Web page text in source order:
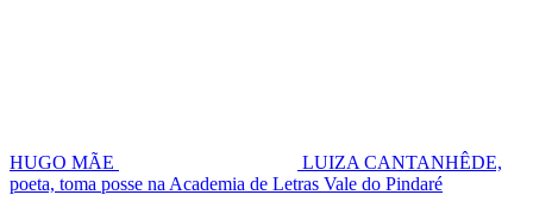
HUGO MÃE
LUIZA CANTANHÊDE,
poeta, toma posse na Academia de Letras Vale do Pindaré